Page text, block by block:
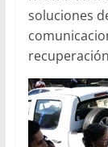
soluciones